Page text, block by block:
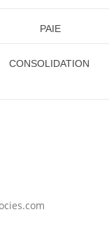
PAIE
CONSOLIDATION